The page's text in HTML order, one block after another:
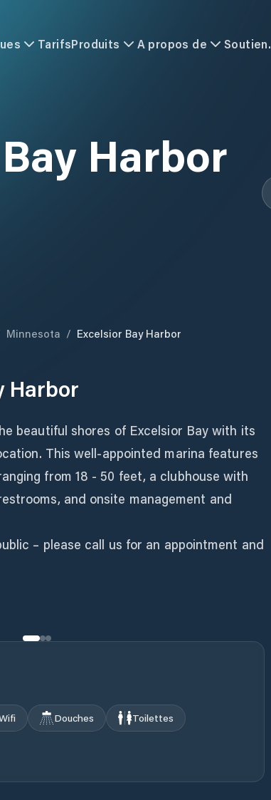
TarifsProduits A propos de Soutien.
Harbor
Minnesota / Excelsior Bay Harbor
Harbor
beautiful shores of Excelsior Bay with its
This well-appointed marina features
from 18 - 50 feet, a clubhouse with
and onsite management and
– please call us for an appointment and
Douches
Toilettes